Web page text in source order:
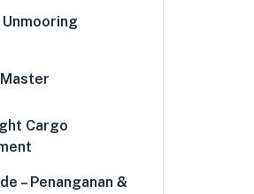
Cargo
– Penanganan &